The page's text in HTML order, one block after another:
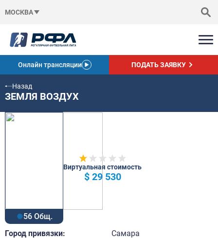
МОСКВА
Онлайн трансляции ПОДАТЬ ЗАЯВКУ
Назад
ЗЕМЛЯ ВОЗДУХ
56 Общ.
Виртуальная стоимость
$ 29 530
Город привязки: Самара